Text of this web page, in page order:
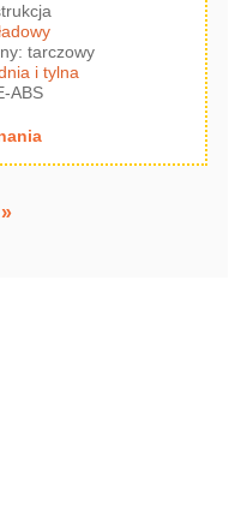
tarczowy
i tylna
ABS
»